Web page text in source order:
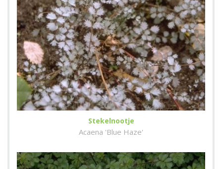
Stekelnootje
Acaena 'Blue Haze'